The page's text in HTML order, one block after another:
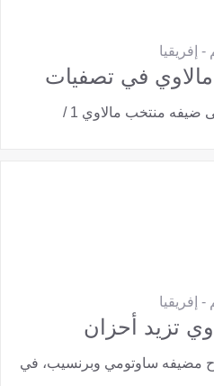
إفريقيا
مالاوي في تصفيات
ضيفه منتخب مالاوي 1 /
إفريقيا
تزيد أحزان
مضيفه ساوتومي وبرنسيب، في